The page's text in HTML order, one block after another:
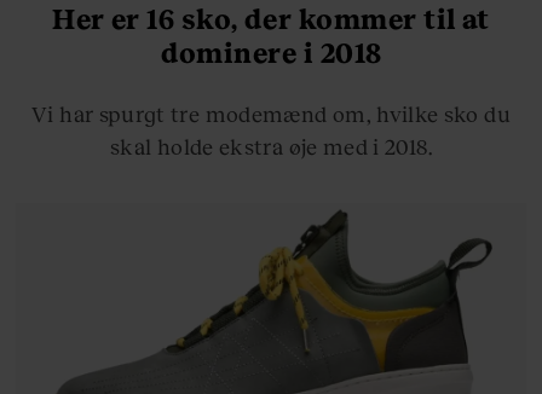
Her er 16 sko, der kommer til at
dominere i 2018
Vi har spurgt tre modemænd om, hvilke sko du
skal holde ekstra øje med i 2018.